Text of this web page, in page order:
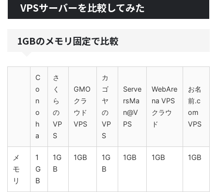
VPSサーバーを比較してみた
1GBのメモリ固定で比較
C
o
n
o
h
a
さ
く
ら
の
VP
S
GMO
クラ
ウド
VPS
カ
ゴ
ヤ
の
VP
S
Serve
rsMa
n@V
PS
WebAre
na VPS
クラウ
ド
お名
前.c
om
VPS
メ
モ
リ
1
G
B
1G
B
1GB
1G
B
1GB 1GB 1GB